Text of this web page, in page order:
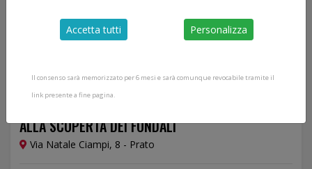
ALLA SCOPERTA DEI FONDALI
Via Natale Ciampi, 8 - Prato
Accetta tutti Personalizza
Il consenso sarà memorizzato per 6 mesi e sarà comunque revocabile tramite il
link presente a fine pagina.